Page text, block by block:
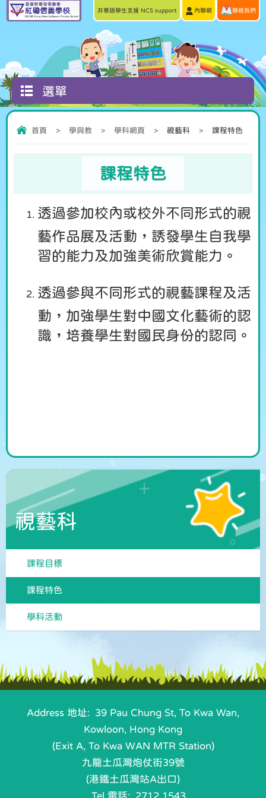
非華語學生支援 NCS support 內聯網 聯絡我們
選單
首頁 > 學與教 > 學科網頁 > 視藝科 > 課程特色
課程特色
透過參加校內或校外不同形式的視
藝作品展及活動，誘發學生自我學
習的能力及加強美術欣賞能力。
透過參與不同形式的視藝課程及活
動，加強學生對中國文化藝術的認
識，培養學生對國民身份的認同。
視藝科
課程目標
課程特色
學科活動
Address 地址: 39 Pau Chung St, To Kwa Wan,
Kowloon, Hong Kong
(Exit A, To Kwa WAN MTR Station)
九龍土瓜灣炮仗街39號
(港鐵土瓜灣站A出口)
Tel 電話: 2712 1543